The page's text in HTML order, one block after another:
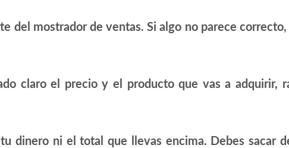
del mostrador de ventas. Si algo no parece
claro el precio y el producto que vas a adquirir,
dinero ni el total que llevas encima. Debes sacar